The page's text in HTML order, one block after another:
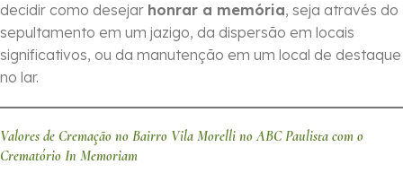
decidir como desejar honrar a memória, seja através do
sepultamento em um jazigo, da dispersão em locais
significativos, ou da manutenção em um local de destaque
no lar.
Valores de Cremação no Bairro Vila Morelli no ABC Paulista com o
Crematório In Memoriam